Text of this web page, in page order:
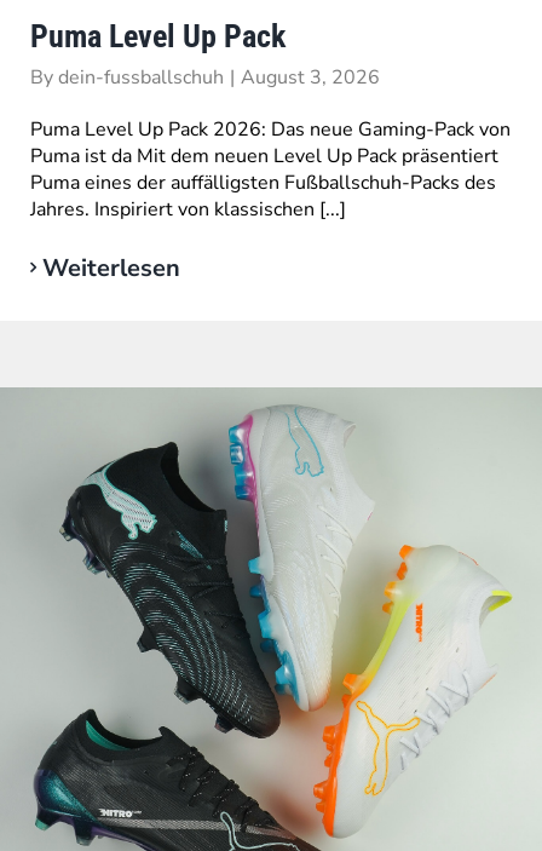
Puma Level Up Pack
Bydein-fussballschuh | August 3, 2026
Puma Level Up Pack 2026: Das neue Gaming-Pack von
Puma ist da Mit dem neuen Level Up Pack präsentiert
Puma eines der auffälligsten Fußballschuh-Packs des
Jahres. Inspiriert von klassischen [...]
Weiterlesen